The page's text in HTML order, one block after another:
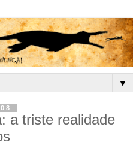
▼
a triste realidade